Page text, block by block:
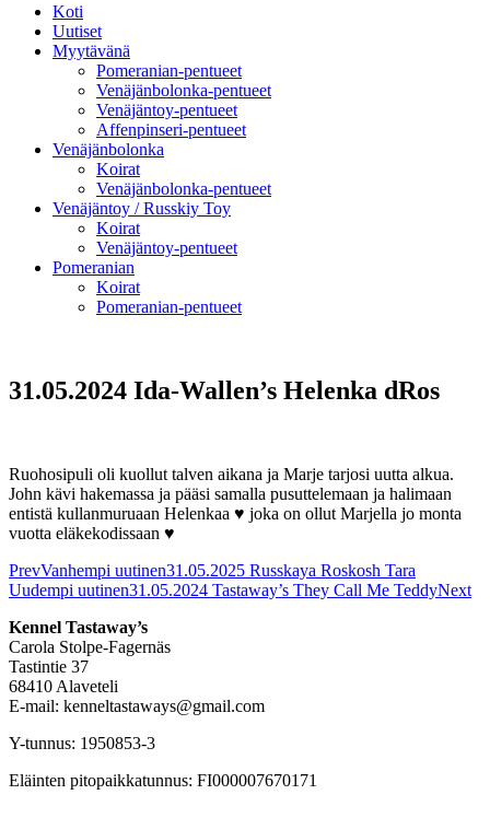
Koti
Uutiset
Myytävänä
Pomeranian-pentueet
Venäjänbolonka-pentueet
Venäjäntoy-pentueet
Affenpinseri-pentueet
Venäjänbolonka
Koirat
Venäjänbolonka-pentueet
Venäjäntoy / Russkiy Toy
Koirat
Venäjäntoy-pentueet
Pomeranian
Koirat
Pomeranian-pentueet
31.05.2024 Ida-Wallen’s Helenka dRos
Ruohosipuli oli kuollut talven aikana ja Marje tarjosi uutta alkua.
John kävi hakemassa ja pääsi samalla pusuttelemaan ja halimaan
entistä kullanmuruaan Helenkaa ♥ joka on ollut Marjella jo monta
vuotta eläkekodissaan ♥
PrevVanhempi uutinen31.05.2025 Russkaya Roskosh Tara
Uudempi uutinen31.05.2024 Tastaway’s They Call Me TeddyNext
Kennel Tastaway’s
Carola Stolpe-Fagernäs
Tastintie 37
68410 Alaveteli
E-mail: kenneltastaways@gmail.com
Y-tunnus: 1950853-3
Eläinten pitopaikkatunnus: FI000007670171